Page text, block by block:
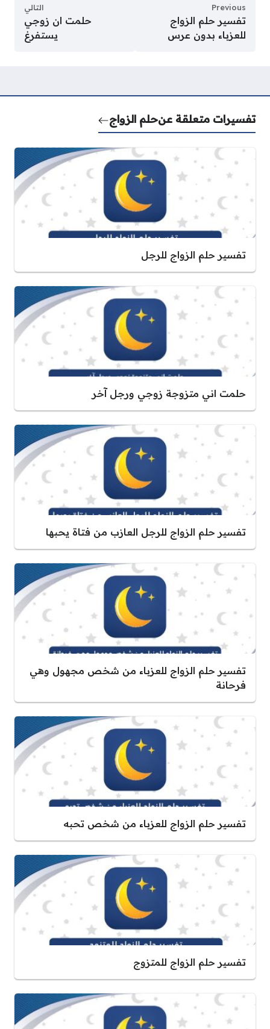
Previous
تفسير حلم الزواج
للعزباء بدون عرس
التالي
حلمت ان زوجي
يستفرغ
تفسيرات متعلقة عنحلم الزواج
تفسير حلم الزواج للرجل
حلمت اني متزوجة زوجي ورجل آخر
تفسير حلم الزواج للرجل العازب من فتاة يحبها
تفسير حلم الزواج للعزباء من شخص مجهول وهي
فرحانة
تفسير حلم الزواج للعزباء من شخص تحبه
تفسير حلم الزواج للمتزوج